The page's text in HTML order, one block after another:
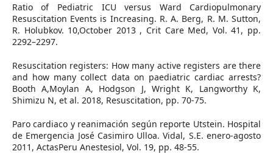
Ratio of Pediatric ICU versus Ward Cardiopulmonary
Resuscitation Events is Increasing. R. A. Berg, R. M. Sutton,
R. Holubkov. 10,October 2013 , Crit Care Med, Vol. 41, pp.
2292–2297.
Resuscitation registers: How many active registers are there
and how many collect data on paediatric cardiac arrests?
Booth A,Moylan A, Hodgson J, Wright K, Langworthy K,
Shimizu N, et al. 2018, Resuscitation, pp. 70-75.
Paro cardiaco y reanimación según reporte Utstein. Hospital
de Emergencia José Casimiro Ulloa. Vidal, S.E. enero-agosto
2011, ActasPeru Anestesiol, Vol. 19, pp. 48-55.